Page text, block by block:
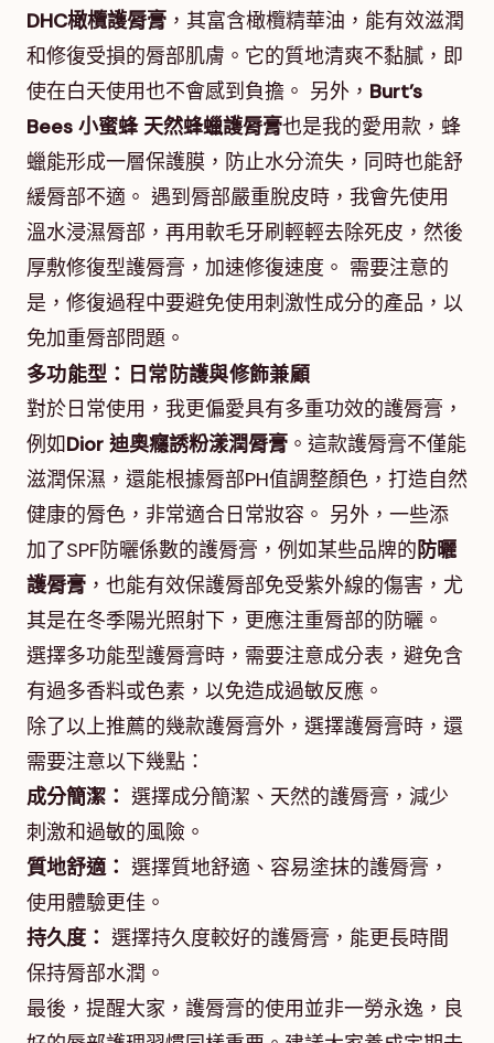
DHC橄欖護脣膏 ，其富含橄欖精華油，能有效滋潤
和修復受損的脣部肌膚。它的質地清爽不黏膩，即
使在白天使用也不會感到負擔。 另外， Burt’s
Bees 小蜜蜂 天然蜂蠟護脣膏也是我的愛用款，蜂
蠟能形成一層保護膜，防止水分流失，同時也能舒
緩脣部不適。 遇到脣部嚴重脫皮時，我會先使用
溫水浸濕脣部，再用軟毛牙刷輕輕去除死皮，然後
厚敷修復型護脣膏，加速修復速度。 需要注意的
是，修復過程中要避免使用刺激性成分的產品，以
免加重脣部問題。
多功能型：日常防護與修飾兼顧
對於日常使用，我更偏愛具有多重功效的護脣膏，
例如Dior 迪奧癮誘粉漾潤脣膏 。這款護脣膏不僅能
滋潤保濕，還能根據脣部PH值調整顏色，打造自然
健康的脣色，非常適合日常妝容。 另外，一些添
加了SPF防曬係數的護脣膏，例如某些品牌的防曬
護脣膏 ，也能有效保護脣部免受紫外線的傷害，尤
其是在冬季陽光照射下，更應注重脣部的防曬。
選擇多功能型護脣膏時，需要注意成分表，避免含
有過多香料或色素，以免造成過敏反應。
除了以上推薦的幾款護脣膏外，選擇護脣膏時，還
需要注意以下幾點：
成分簡潔： 選擇成分簡潔、天然的護脣膏，減少
刺激和過敏的風險。
質地舒適： 選擇質地舒適、容易塗抹的護脣膏，
使用體驗更佳。
持久度： 選擇持久度較好的護脣膏，能更長時間
保持脣部水潤。
最後，提醒大家，護脣膏的使用並非一勞永逸，良